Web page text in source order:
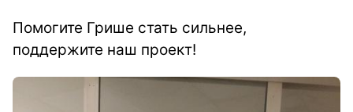
Помогите Грише стать сильнее,
поддержите наш проект!